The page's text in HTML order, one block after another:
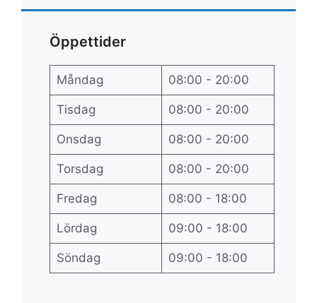
Öppettider
Måndag 08:00 - 20:00
Tisdag 08:00 - 20:00
Onsdag 08:00 - 20:00
Torsdag 08:00 - 20:00
Fredag 08:00 - 18:00
Lördag 09:00 - 18:00
Söndag 09:00 - 18:00